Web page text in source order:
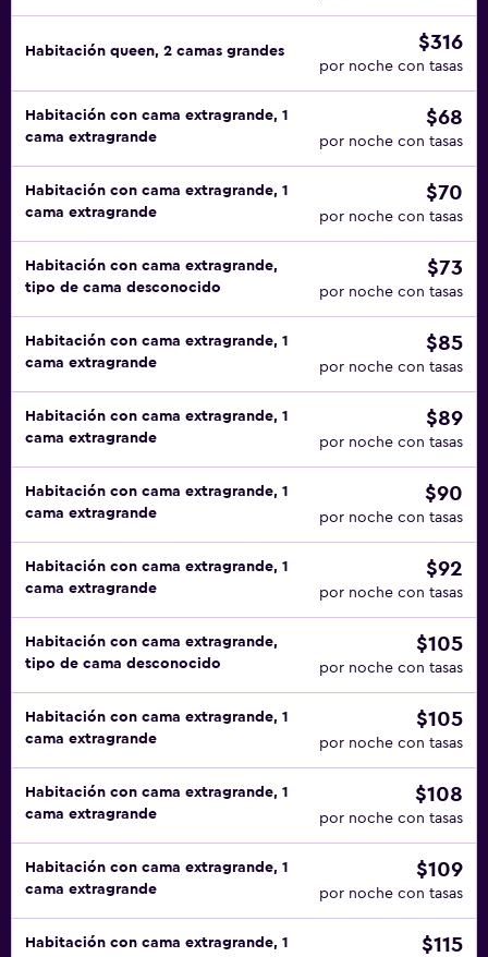
Habitación queen, 2 camas grandes $316
por noche con tasas
Habitación con cama extragrande, 1
cama extragrande
$68
por noche con tasas
Habitación con cama extragrande, 1
cama extragrande
$70
por noche con tasas
Habitación con cama extragrande,
tipo de cama desconocido
$73
por noche con tasas
Habitación con cama extragrande, 1
cama extragrande
$85
por noche con tasas
Habitación con cama extragrande, 1
cama extragrande
$89
por noche con tasas
Habitación con cama extragrande, 1
cama extragrande
$90
por noche con tasas
Habitación con cama extragrande, 1
cama extragrande
$92
por noche con tasas
Habitación con cama extragrande,
tipo de cama desconocido
$105
por noche con tasas
Habitación con cama extragrande, 1
cama extragrande
$105
por noche con tasas
Habitación con cama extragrande, 1
cama extragrande
$108
por noche con tasas
Habitación con cama extragrande, 1
cama extragrande
$109
por noche con tasas
Habitación con cama extragrande, 1
$115